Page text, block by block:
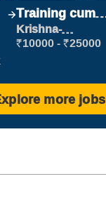
Training cum
Placement
Krishna-
vijayawada
₹10000 - ₹25000
more jobs